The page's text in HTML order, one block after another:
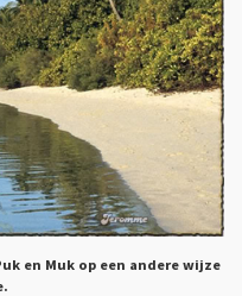
en Muk op een andere wijze